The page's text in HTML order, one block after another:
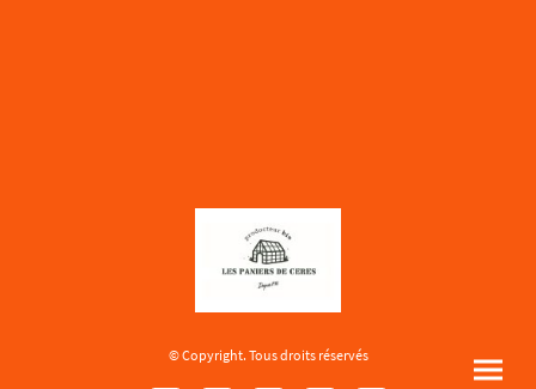
© Copyright. Tous droits réservés